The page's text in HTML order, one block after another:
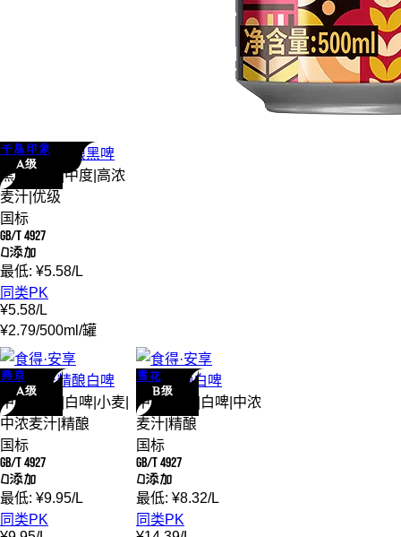
千岛印象
A级
千岛印象 精酿黑啤
黑啤
|中度 高浓
麦汁 优级
国标
GB/T 4927
0添加
最低: ¥5.58/L
同类PK
¥5.58/L
¥2.79/500ml /罐
燕京
A级
燕京 狮王精酿白啤
中度
白啤 小麦
中浓麦汁 精酿
国标
GB/T 4927
0添加
最低: ¥9.95/L
同类PK
雪花
B级
雪花 黑狮白啤
中度
白啤 中浓
麦汁 精酿
国标
GB/T 4927
0添加
最低: ¥8.32/L
同类PK